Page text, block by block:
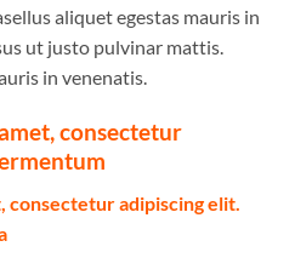
aliquet egestas mauris in
ut justo pulvinar mattis.
in venenatis.
consectetur
consectetur adipiscing elit.